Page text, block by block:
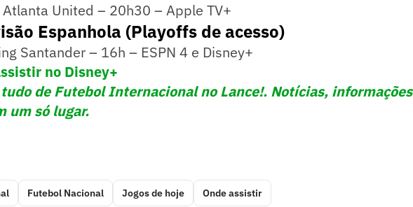
Atlanta United – 20h30 – Apple TV+
Espanhola (Playoffs de acesso)
Santander – 16h – ESPN 4 e Disney+
no Disney+
de Futebol Internacional no Lance!. Notícias, informações
um só lugar.
Futebol Nacional Jogos de hoje Onde assistir